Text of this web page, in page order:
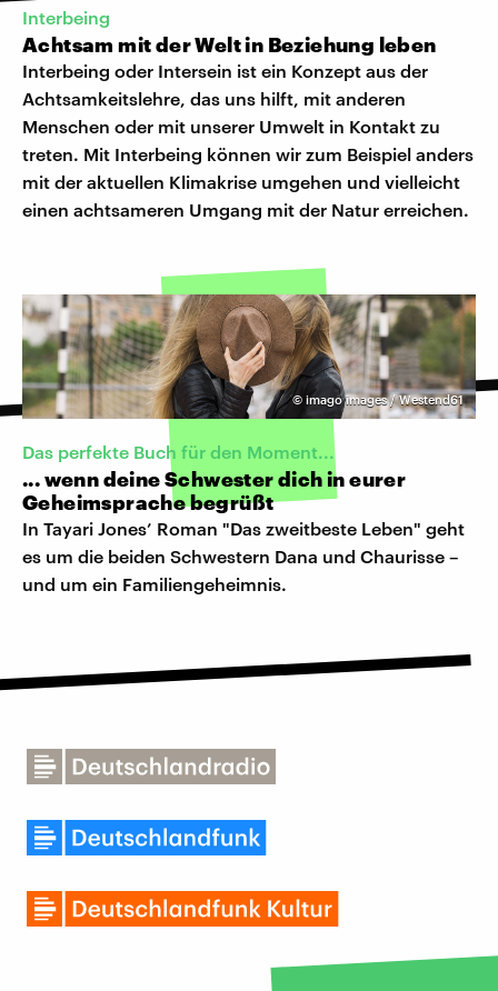
Interbeing
Achtsam mit der Welt in Beziehung leben
Interbeing oder Intersein ist ein Konzept aus der
Achtsamkeitslehre, das uns hilft, mit anderen
Menschen oder mit unserer Umwelt in Kontakt zu
treten. Mit Interbeing können wir zum Beispiel anders
mit der aktuellen Klimakrise umgehen und vielleicht
einen achtsameren Umgang mit der Natur erreichen.
© imago images / Westend61
Das perfekte Buch für den Moment...
... wenn deine Schwester dich in eurer
Geheimsprache begrüßt
In Tayari Jones’ Roman "Das zweitbeste Leben" geht
es um die beiden Schwestern Dana und Chaurisse –
und um ein Familiengeheimnis.